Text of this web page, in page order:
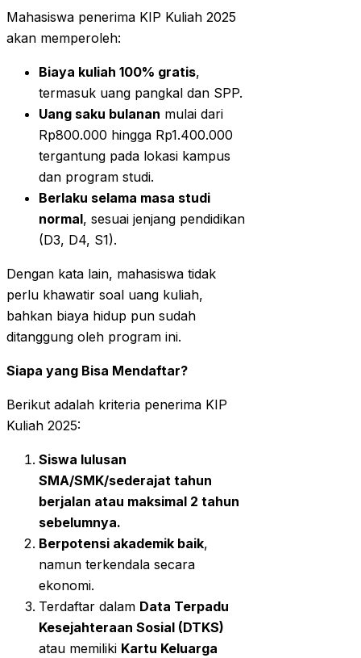
Mahasiswa penerima KIP Kuliah 2025
akan memperoleh:
Biaya kuliah 100% gratis,
termasuk uang pangkal dan SPP.
Uang saku bulanan mulai dari
Rp800.000 hingga Rp1.400.000
tergantung pada lokasi kampus
dan program studi.
Berlaku selama masa studi
normal, sesuai jenjang pendidikan
(D3, D4, S1).
Dengan kata lain, mahasiswa tidak
perlu khawatir soal uang kuliah,
bahkan biaya hidup pun sudah
ditanggung oleh program ini.
Siapa yang Bisa Mendaftar?
Berikut adalah kriteria penerima KIP
Kuliah 2025:
Siswa lulusan
SMA/SMK/sederajat tahun
berjalan atau maksimal 2 tahun
sebelumnya.
Berpotensi akademik baik,
namun terkendala secara
ekonomi.
Terdaftar dalam Data Terpadu
Kesejahteraan Sosial (DTKS)
atau memiliki Kartu Keluarga